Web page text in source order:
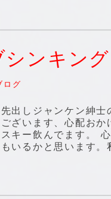
ンキング
ログ
出しジャンケン紳
ざいます、心配お
キー飲んでます。
いるかと思います